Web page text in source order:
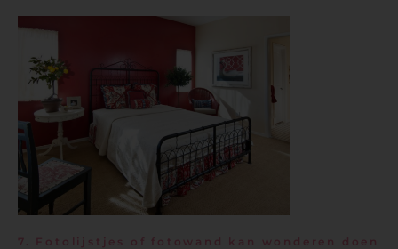
7. Fotolijstjes of fotowand kan wonderen doen